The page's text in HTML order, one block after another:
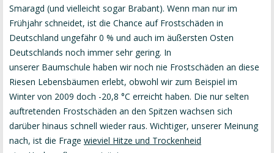
Smaragd (und vielleicht sogar Brabant). Wenn man nur im
Frühjahr schneidet, ist die Chance auf Frostschäden in
Deutschland ungefähr 0 % und auch im äußersten Osten
Deutschlands noch immer sehr gering. In
unserer Baumschule haben wir noch nie Frostschäden an diese
Riesen Lebensbäumen erlebt, obwohl wir zum Beispiel im
Winter von 2009 doch -20,8 °C erreicht haben. Die nur selten
auftretenden Frostschäden an den Spitzen wachsen sich
darüber hinaus schnell wieder raus. Wichtiger, unserer Meinung
nach, ist die Frage wieviel Hitze und Trockenheid